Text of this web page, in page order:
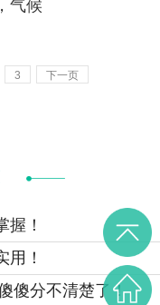
气候
3 下一页
握！
用！
傻分不清楚了！